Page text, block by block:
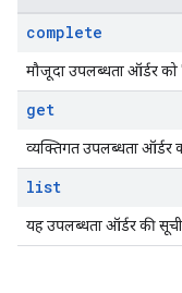
complete
मौजूदा उपलब्धता ऑर्डर को
get
व्यक्तिगत उपलब्धता ऑर्डर
list
यह उपलब्धता ऑर्डर की सूची